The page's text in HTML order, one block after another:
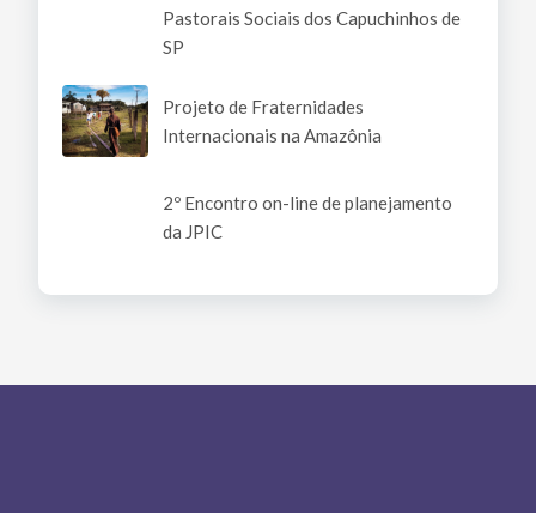
Pastorais Sociais dos Capuchinhos de
SP
Projeto de Fraternidades
Internacionais na Amazônia
2º Encontro on-line de planejamento
da JPIC